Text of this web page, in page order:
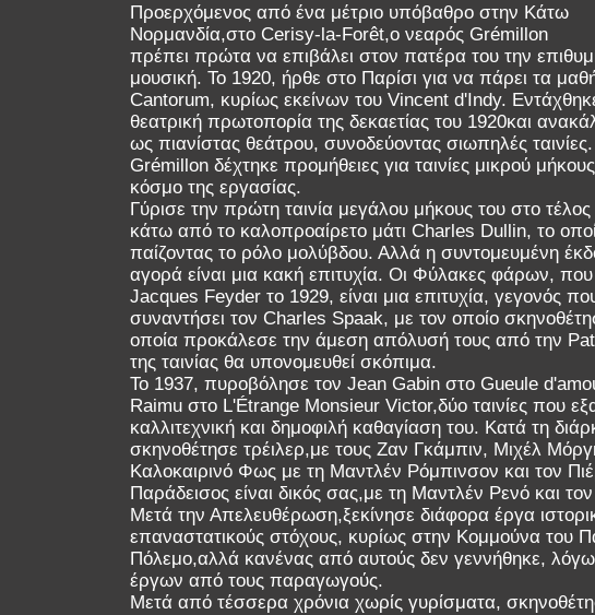
Προερχόμενος από ένα μέτριο υπόβαθρο στην Κάτω
Νορμανδία,στο Cerisy-la-Forêt,ο νεαρός Grémillon
πρέπει πρώτα να επιβάλει στον πατέρα του την
μουσική. Το 1920, ήρθε στο Παρίσι για να πάρει τα
Cantorum, κυρίως εκείνων του Vincent d'Indy.
θεατρική πρωτοπορία της δεκαετίας του 1920και
ως πιανίστας θεάτρου, συνοδεύοντας σιωπηλές
Grémillon δέχτηκε προμήθειες για ταινίες μικρού
κόσμο της εργασίας.
Γύρισε την πρώτη ταινία μεγάλου μήκους του στο
κάτω από το καλοπροαίρετο μάτι Charles Dullin, το
παίζοντας το ρόλο μολύβδου. Αλλά η συντομευμένη
αγορά είναι μια κακή επιτυχία. Οι Φύλακες φάρων,
Jacques Feyder το 1929, είναι μια επιτυχία, γεγονός
συναντήσει τον Charles Spaak, με τον οποίο
οποία προκάλεσε την άμεση απόλυσή τους από την
της ταινίας θα υπονομευθεί σκόπιμα.
Το 1937, πυροβόλησε τον Jean Gabin στο Gueule
Raimu στο L'Étrange Monsieur Victor,δύο ταινίες που
καλλιτεχνική και δημοφιλή καθαγίαση του. Κατά τη
σκηνοθέτησε τρέιλερ,με τους Ζαν Γκάμπιν, Μιχέλ
Καλοκαιρινό Φως με τη Μαντλέν Ρόμπινσον και τον
Παράδεισος είναι δικός σας,με τη Μαντλέν Ρενό και
Μετά την Απελευθέρωση,ξεκίνησε διάφορα έργα
επαναστατικούς στόχους, κυρίως στην Κομμούνα του
Πόλεμο,αλλά κανένας από αυτούς δεν γεννήθηκε, λόγω
έργων από τους παραγωγούς.
Μετά από τέσσερα χρόνια χωρίς γυρίσματα,